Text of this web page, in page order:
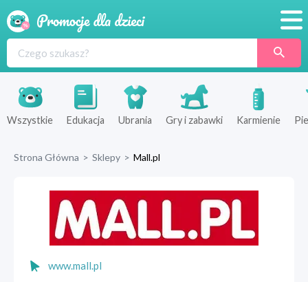
Produkty
Sklepy
Wszystkie Edukacja Ubrania Gry i zabawki Karmienie
Strona Główna > Sklepy > Mall.pl
www.mall.pl